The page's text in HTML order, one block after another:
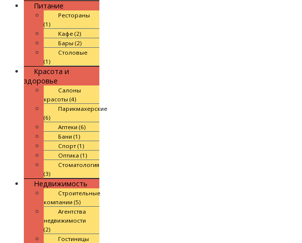
Питание
Рестораны
(1)
Кафе (2)
Бары (2)
Столовые
(1)
Красота и
здоровье
Салоны
красоты (4)
Парикмахерские
(6)
Аптеки (6)
Бани (1)
Спорт (1)
Оптика (1)
Стоматология
(3)
Недвижимость
Строительные
компании (5)
Агентства
недвижимости
(2)
Гостиницы